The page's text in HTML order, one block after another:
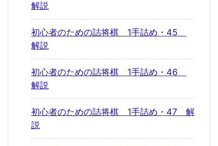
解説
初心者のための詰将棋 1手詰め・45
解説
初心者のための詰将棋 1手詰め・46
解説
初心者のための詰将棋 1手詰め・47 解
説